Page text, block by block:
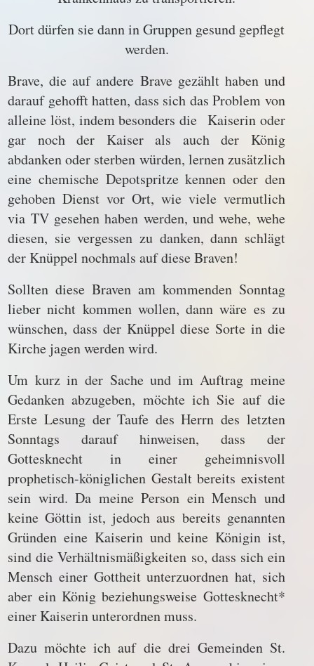
Dort dürfen sie dann in Gruppen gesund gepflegt
werden.
Brave, die auf andere Brave gezählt haben und
darauf gehofft hatten, dass sich das Problem von
alleine löst, indem besonders die Kaiserin oder
gar noch der Kaiser als auch der König
abdanken oder sterben würden, lernen zusätzlich
eine chemische Depotspritze kennen oder den
gehoben Dienst vor Ort, wie viele vermutlich
via TV gesehen haben werden, und wehe, wehe
diesen, sie vergessen zu danken, dann schlägt
der Knüppel nochmals auf diese Braven!
Sollten diese Braven am kommenden Sonntag
lieber nicht kommen wollen, dann wäre es zu
wünschen, dass der Knüppel diese Sorte in die
Kirche jagen werden wird.
Um kurz in der Sache und im Auftrag meine
Gedanken abzugeben, möchte ich Sie auf die
Erste Lesung der Taufe des Herrn des letzten
Sonntags darauf hinweisen, dass der
Gottesknecht in einer geheimnisvoll
prophetisch-königlichen Gestalt bereits existent
sein wird. Da meine Person ein Mensch und
keine Göttin ist, jedoch aus bereits genannten
Gründen eine Kaiserin und keine Königin ist,
sind die Verhältnismäßigkeiten so, dass sich ein
Mensch einer Gottheit unterzuordnen hat, sich
aber ein König beziehungsweise Gottesknecht*
einer Kaiserin unterordnen muss.
Dazu möchte ich auf die drei Gemeinden St.